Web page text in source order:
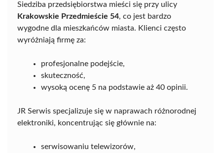
Siedziba przedsiębiorstwa mieści się przy ulicy
Krakowskie Przedmieście 54, co jest bardzo
wygodne dla mieszkańców miasta. Klienci często
wyróżniają firmę za:
profesjonalne podejście,
skuteczność,
wysoką ocenę 5 na podstawie aż 40 opinii.
JR Serwis specjalizuje się w naprawach różnorodnej
elektroniki, koncentrując się głównie na:
serwisowaniu telewizorów,